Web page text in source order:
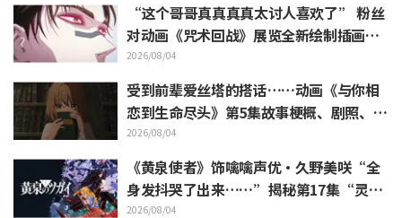
“这个哥哥真真真真太讨人喜欢了” 粉丝
对动画《咒术回战》展览全新绘制插画中
逼近虎杖悠仁的胀相感到狂喜
2026/08/04
受到前辈爱丝塔的搭话……动画《与你相
恋到生命尽头》第5集故事梗概、剧照、W
EB预告、剧集海报公开
2026/08/04
《黄泉使者》饰噙噙声优·久野美咲“全
身发抖哭了出来……”揭秘第17集“灵魂
名演”的幕后
2026/08/04